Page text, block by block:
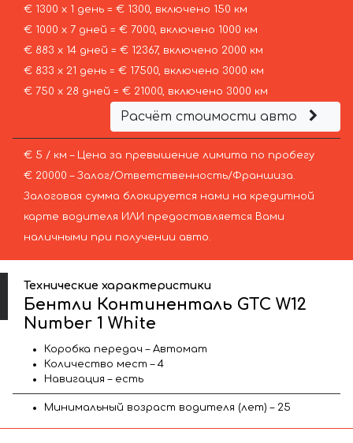
€ 1300 х 1 день = € 1300, включено 150 км
€ 1000 х 7 дней = € 7000, включено 1000 км
€ 883 х 14 дней = € 12367, включено 2000 км
€ 833 х 21 день = € 17500, включено 3000 км
€ 750 х 28 дней = € 21000, включено 3000 км
Расчёт стоимости авто
€ 5 / км – Цена за превышение лимита по пробегу
€ 20000 – Залог/Ответственность/Франшиза.
Залоговая сумма блокируется нами на кредитной
карте водителя ИЛИ предоставляется Вами
наличными при получении авто.
Технические характеристики
Бентли Континенталь GTC W12
Number 1 White
Коробка передач – Автомат
Количество мест – 4
Навигация – есть
Минимальный возраст водителя (лет) – 25